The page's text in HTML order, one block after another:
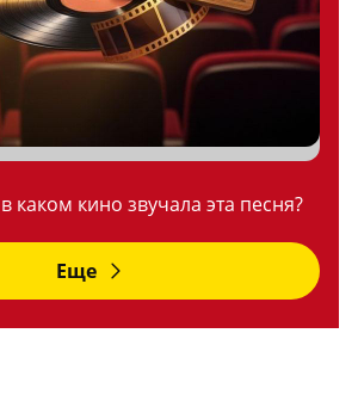
каком кино звучала эта песня?
Еще